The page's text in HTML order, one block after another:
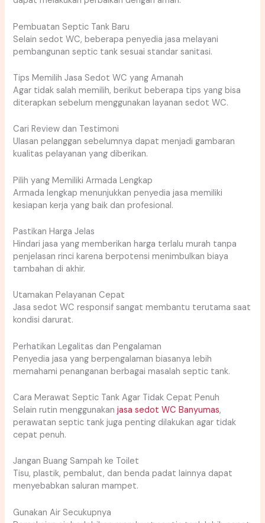
Pembuatan Septic Tank Baru
Selain sedot WC, beberapa penyedia jasa melayani
pembangunan septic tank sesuai standar sanitasi.
Tips Memilih Jasa Sedot WC yang Amanah
Agar tidak salah memilih, berikut beberapa tips yang bisa
diterapkan sebelum menggunakan layanan sedot WC.
Cari Review dan Testimoni
Ulasan pelanggan sebelumnya dapat menjadi gambaran
kualitas pelayanan yang diberikan.
Pilih yang Memiliki Armada Lengkap
Armada lengkap menunjukkan penyedia jasa memiliki
kesiapan kerja yang baik dan profesional.
Pastikan Harga Jelas
Hindari jasa yang memberikan harga terlalu murah tanpa
penjelasan rinci karena berpotensi menimbulkan biaya
tambahan di akhir.
Utamakan Pelayanan Cepat
Jasa sedot WC responsif sangat membantu terutama saat
kondisi darurat.
Perhatikan Legalitas dan Pengalaman
Penyedia jasa yang berpengalaman biasanya lebih
memahami penanganan berbagai masalah septic tank.
Cara Merawat Septic Tank Agar Tidak Cepat Penuh
Selain rutin menggunakanjasa sedot WC Banyumas,
perawatan septic tank juga penting dilakukan agar tidak
cepat penuh.
Jangan Buang Sampah ke Toilet
Tisu, plastik, pembalut, dan benda padat lainnya dapat
menyebabkan saluran mampet.
Gunakan Air Secukupnya